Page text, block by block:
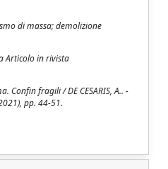
di massa; demolizione
Articolo in rivista
Confin fragili / DE CESARIS, A.. -
pp. 44-51.